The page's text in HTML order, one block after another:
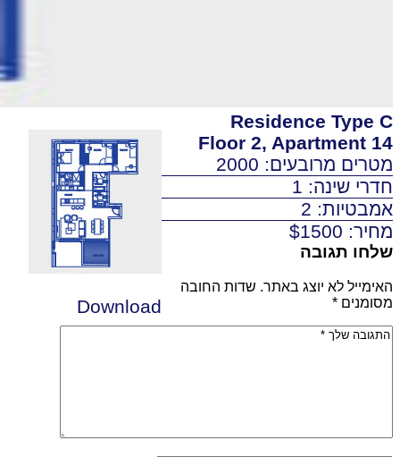
Download
Residence Type C
Floor 2, Apartment 14
מטרים מרובעים: 2000
חדרי שינה: 1
אמבטיות: 2
מחיר: $1500
שלחו תגובה
האימייל לא יוצג באתר. שדות החובה
מסומנים *